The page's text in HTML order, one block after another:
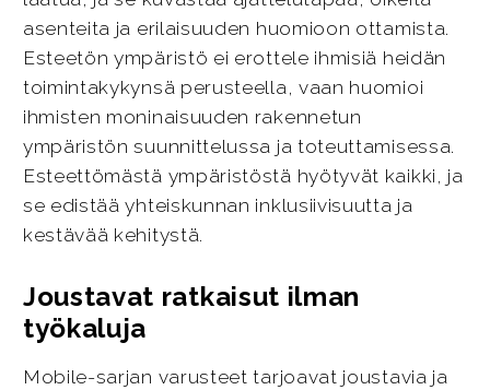
asenteita ja erilaisuuden huomioon ottamista.
Esteetön ympäristö ei erottele ihmisiä heidän
toimintakykynsä perusteella, vaan huomioi
ihmisten moninaisuuden rakennetun
ympäristön suunnittelussa ja toteuttamisessa.
Esteettömästä ympäristöstä hyötyvät kaikki, ja
se edistää yhteiskunnan inklusiivisuutta ja
kestävää kehitystä.
Joustavat ratkaisut ilman
työkaluja
Mobile-sarjan varusteet tarjoavat joustavia ja